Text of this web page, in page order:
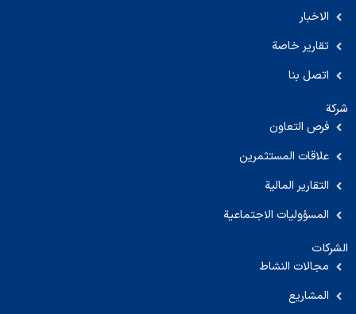
الاخبار
تقارير خاصة
اتصل بنا
شركة
فرص التعاون
علاقات المستثمرين
التقارير المالية
المسؤوليات الاجتماعية
الشركات
مجالات النشاط
المشاريع